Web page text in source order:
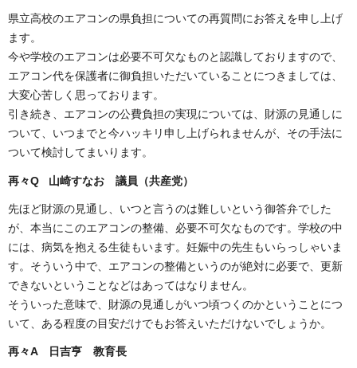
県立高校のエアコンの県負担についての再質問にお答えを申し上げ
ます。
今や学校のエアコンは必要不可欠なものと認識しておりますので、
エアコン代を保護者に御負担いただいていることにつきましては、
大変心苦しく思っております。
引き続き、エアコンの公費負担の実現については、財源の見通しに
ついて、いつまでと今ハッキリ申し上げられませんが、その手法に
ついて検討してまいります。
再々Q 山崎すなお 議員（共産党）
先ほど財源の見通し、いつと言うのは難しいという御答弁でした
が、本当にこのエアコンの整備、必要不可欠なものです。学校の中
には、病気を抱える生徒もいます。妊娠中の先生もいらっしゃいま
す。そういう中で、エアコンの整備というのが絶対に必要で、更新
できないということなどはあってはなりません。
そういった意味で、財源の見通しがいつ頃つくのかということにつ
いて、ある程度の目安だけでもお答えいただけないでしょうか。
再々A 日吉亨 教育長